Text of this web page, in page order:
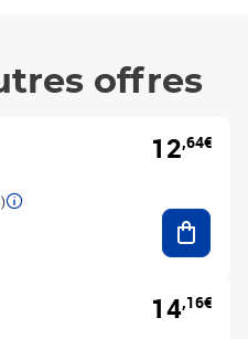
offres
12,64€
14,16€